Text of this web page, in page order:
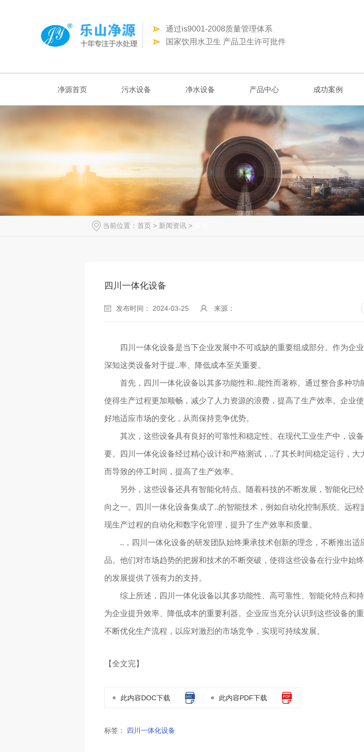
通过is9001-2008质量管理体系
国家饮用水卫生 产品卫生许可批件
净源首页 污水设备 净水设备 产品中心 成功案例
当前位置： 首页 > 新闻资讯 >
四川一体化设备
发布时间： 2024-03-25 来源：
四川一体化设备是当下企业发展中不可或缺的重要组成部分。作为企
深知这类设备对于提..率、降低成本至关重要。
首先，四川一体化设备以其多功能性和..能性而著称。通过整合多种功
使得生产过程更加顺畅，减少了人力资源的浪费，提高了生产效率。企业
好地适应市场的变化，从而保持竞争优势。
其次，这些设备具有良好的可靠性和稳定性。在现代工业生产中，设
要。四川一体化设备经过精心设计和严格测试，..了其长时间稳定运行，大
而导致的停工时间，提高了生产效率。
另外，这些设备还具有智能化特点。随着科技的不断发展，智能化已
向之一。四川一体化设备集成了..的智能技术，例如自动化控制系统、远程
现生产过程的自动化和数字化管理，提升了生产效率和质量。
..，四川一体化设备的研发团队始终秉承技术创新的理念，不断推出适
品。他们对市场趋势的把握和技术的不断突破，使得这些设备在行业中始
的发展提供了强有力的支持。
综上所述，四川一体化设备以其多功能性、高可靠性、智能化特点和
为企业提升效率、降低成本的重要利器。企业应当充分认识到这些设备的
不断优化生产流程，以应对激烈的市场竞争，实现可持续发展。
【全文完】
此内容DOC下载 此内容PDF下载
标签： 四川一体化设备